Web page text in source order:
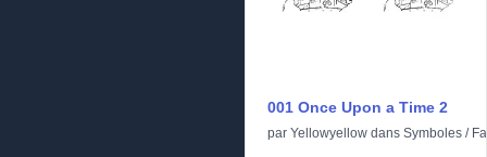
001 Once Upon a Time 2
par Yellowyellow dans Symboles /